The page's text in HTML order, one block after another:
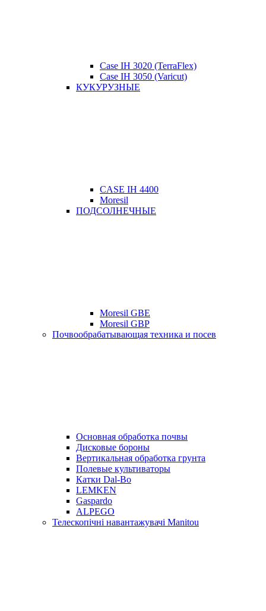
Case IH 3020 (TerraFlex)
Case IH 3050 (Varicut)
КУКУРУЗНЫЕ
CASE IH 4400
Moresil
ПОДСОЛНЕЧНЫЕ
Moresil GBE
Moresil GBP
Почвообрабатывающая техника и посев
Основная обработка почвы
Дисковые бороны
Вертикальная обработка грунта
Полевые культиваторы
Катки Dal-Bo
LEMKEN
Gaspardo
ALPEGO
Телескопічні навантажувачі Manitou